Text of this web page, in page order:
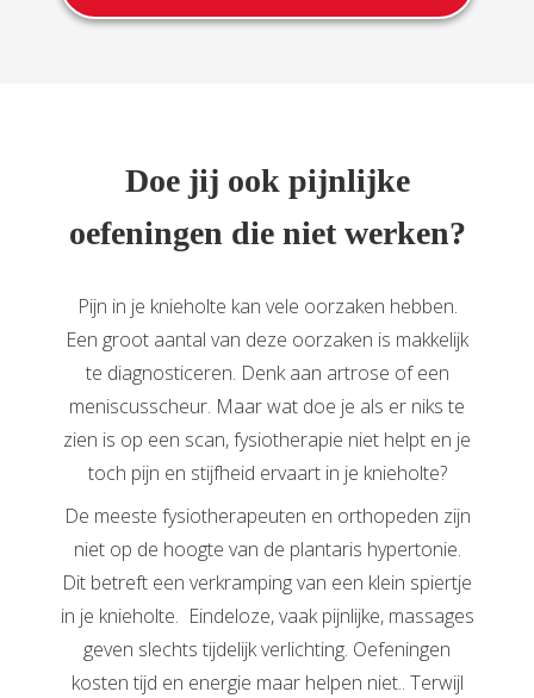
Doe jij ook pijnlijke
oefeningen die niet werken?
Pijn in je knieholte kan vele oorzaken hebben.
Een groot aantal van deze oorzaken is makkelijk
te diagnosticeren. Denk aan artrose of een
meniscusscheur. Maar wat doe je als er niks te
zien is op een scan, fysiotherapie niet helpt en je
toch pijn en stijfheid ervaart in je knieholte?
De meeste fysiotherapeuten en orthopeden zijn
niet op de hoogte van de plantaris hypertonie.
Dit betreft een verkramping van een klein spiertje
in je knieholte. Eindeloze, vaak pijnlijke, massages
geven slechts tijdelijk verlichting. Oefeningen
kosten tijd en energie maar helpen niet.. Terwijl